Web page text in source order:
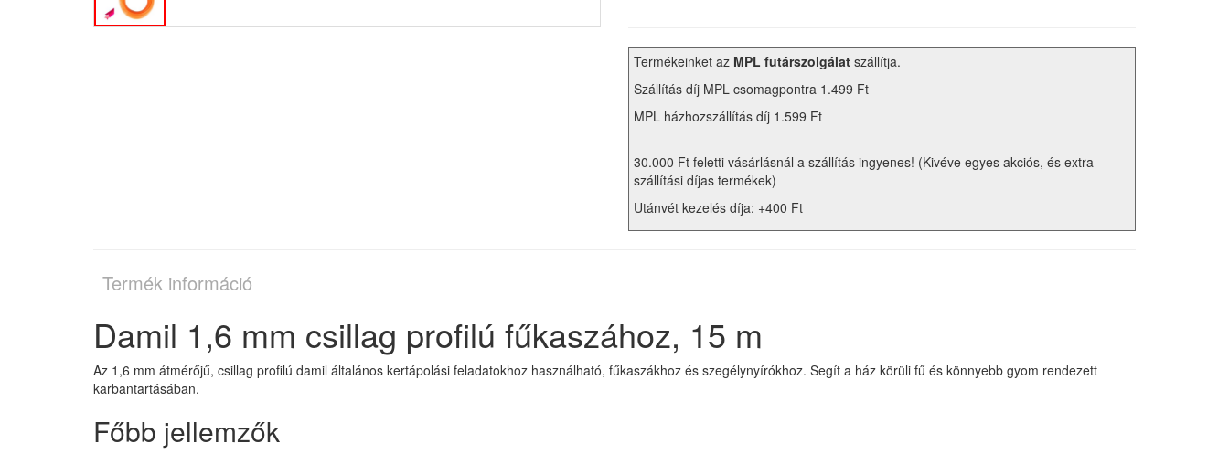
Termékeinket az MPL futárszolgálat szállítja.
Szállítás díj MPL csomagpontra 1.499 Ft
MPL házhozszállítás díj 1.599 Ft
30.000 Ft feletti vásárlásnál a szállítás ingyenes! (Kivéve egyes akciós, és extra
szállítási díjas termékek)
Utánvét kezelés díja: +400 Ft
Termék információ
Damil 1,6 mm csillag profilú fűkaszához, 15 m
Az 1,6 mm átmérőjű, csillag profilú damil általános kertápolási feladatokhoz használható, fűkaszákhoz és szegélynyírókhoz. Segít a ház körüli fű és könnyebb gyom rendezett
karbantartásában.
Főbb jellemzők